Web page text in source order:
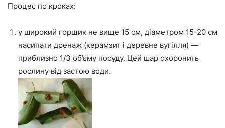
Процес по кроках:
у широкий горщик не вище 15 см, діаметром 15-20 см
насипати дренаж (керамзит і деревне вугілля) —
приблизно 1/3 об’єму посуду. Цей шар охоронить
рослину від застою води.